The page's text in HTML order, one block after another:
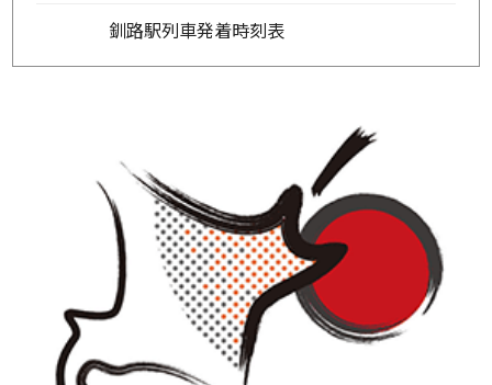
釧路駅列車発着時刻表